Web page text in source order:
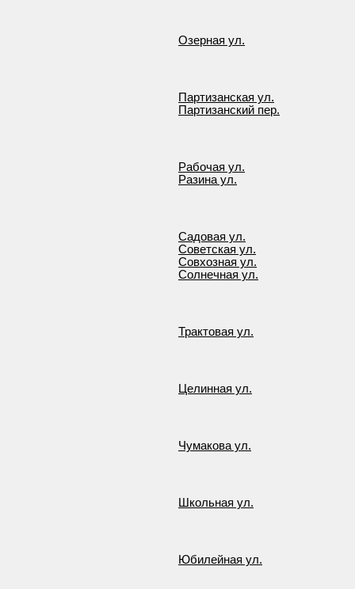
Озерная ул.
Партизанская ул.
Партизанский пер.
Рабочая ул.
Разина ул.
Садовая ул.
Советская ул.
Совхозная ул.
Солнечная ул.
Трактовая ул.
Целинная ул.
Чумакова ул.
Школьная ул.
Юбилейная ул.